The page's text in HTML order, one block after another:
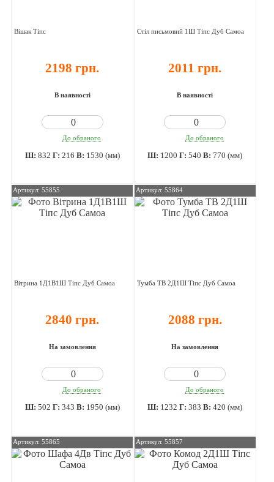
Вішак Тіпс
2198 грн.
В наявності
До обраного
Ш: 832 Г: 216 В: 1530 (мм)
Стіл письмовий 1Ш Тіпс Дуб Самоа
2011 грн.
В наявності
До обраного
Ш: 1200 Г:540 В:770 (мм)
Артикул: 55855
Вітрина 1Д1В1Ш Тіпс Дуб Самоа
2840 грн.
На замовлення
До обраного
Ш: 502 Г: 343 В: 1950 (мм)
Артикул: 55864
Тумба ТВ 2Д1Ш Тіпс Дуб Самоа
2088 грн.
На замовлення
До обраного
Ш: 1232 Г:383 В:420 (мм)
Артикул: 55865 Артикул: 55857